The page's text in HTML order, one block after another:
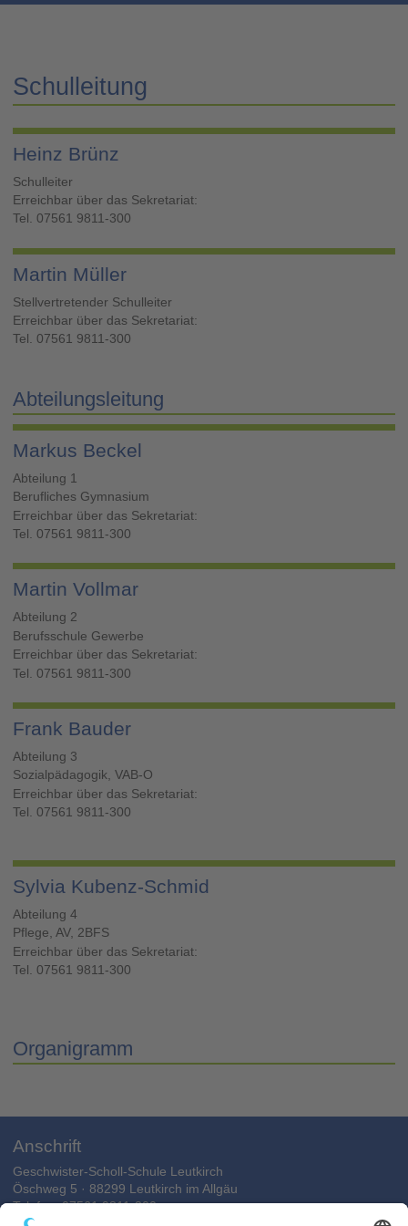
Schulleitung
Heinz Brünz
Schulleiter
Erreichbar über das Sekretariat:
Tel. 07561 9811-300
Martin Müller
Stellvertretender Schulleiter
Erreichbar über das Sekretariat:
Tel. 07561 9811-300
Abteilungsleitung
Markus Beckel
Abteilung 1
Berufliches Gymnasium
Erreichbar über das Sekretariat:
Tel. 07561 9811-300
Martin Vollmar
Abteilung 2
Berufsschule Gewerbe
Erreichbar über das Sekretariat:
Tel. 07561 9811-300
Frank Bauder
Abteilung 3
Sozialpädagogik, VAB-O
Erreichbar über das Sekretariat:
Tel. 07561 9811-300
Sylvia Kubenz-Schmid
Abteilung 4
Pflege, AV, 2BFS
Erreichbar über das Sekretariat:
Tel. 07561 9811-300
Organigramm
Anschrift
Geschwister-Scholl-Schule Leutkirch
Öschweg 5 · 88299 Leutkirch im Allgäu
Telefon: 07561 9811-300